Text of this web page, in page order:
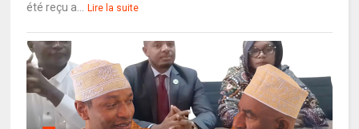
été reçu a...
Lire la suite